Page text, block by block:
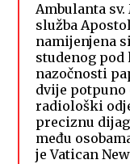
Ambulanta
služba
namijenjena
studenog pod
nazočnosti
dvije
radiološki
preciznu
među
je Vatican